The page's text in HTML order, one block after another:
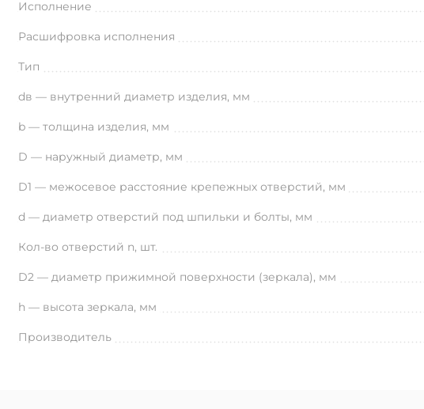
Исполнение
Расшифровка исполнения
Тип
dв — внутренний диаметр изделия, мм
b — толщина изделия, мм
D — наружный диаметр, мм
D1 — межосевое расстояние крепежных отверстий, мм
d — диаметр отверстий под шпильки и болты, мм
Кол-во отверстий n, шт.
D2 — диаметр прижимной поверхности (зеркала), мм
h — высота зеркала, мм
Производитель